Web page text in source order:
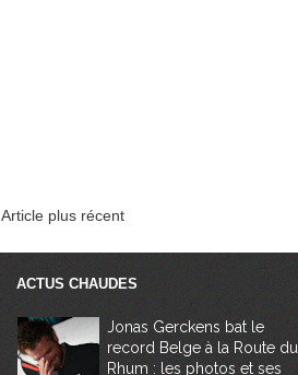
Article plus récent
ACTUS CHAUDES
Jonas Gerckens bat le
record Belge à la Route du
Rhum : les photos et ses